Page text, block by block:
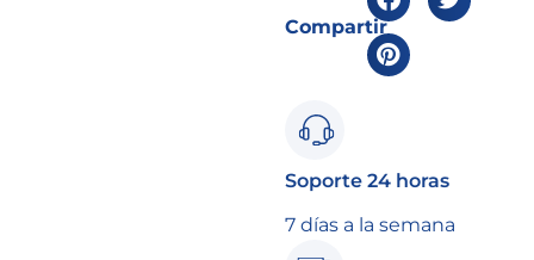
Compartir
Soporte 24 horas
7 días a la semana